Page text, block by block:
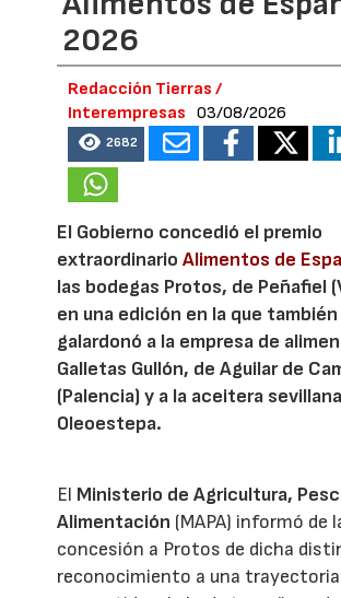
2026
Redacción Tierras /
Interempresas
03/08/2026
2682
El Gobierno concedió el premio
extraordinarioAlimentos de
las bodegas Protos, de Peñafiel
en una edición en la que también
galardonó a la empresa de
Galletas Gullón, de Aguilar de
(Palencia) y a la aceitera sevillana
Oleoestepa.
El Ministerio de Agricultura,
Alimentación (MAPA) informó de
concesión a Protos de dicha
reconocimiento a una trayectoria